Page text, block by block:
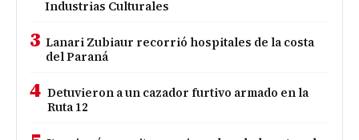
Industrias Culturales
3 Lanari Zubiaur recorrió hospitales de la costa
del Paraná
4 Detuvieron a un cazador furtivo armado en la
Ruta 12